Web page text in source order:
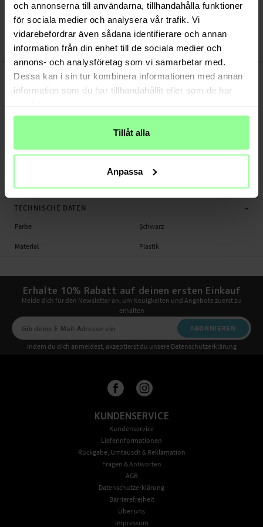
och annonserna till användarna, tillhandahålla funktioner
för sociala medier och analysera vår trafik. Vi
vidarebefordrar även sådana identifierare och annan
information från din enhet till de sociala medier och
annons- och analysföretag som vi samarbetar med.
Dessa kan i sin tur kombinera informationen med annan
information som du har tillhandahållit eller som de har
Tillåt alla
Anpassa
Bezahle sicher via Klarna oder PayPal
30 Tage Rückgaberecht
Art number:29746 Nillkin
PRODUKTBESCHREIBUNG
Hardcase für Samsung Galaxy A42.
TECHNISCHE DATEN -
Farbe Schwarz
Material Plastik
Erhalte 10% Rabatt auf deinen ersten Einkauf
Melde dich für den Newsletter an, um Neuigkeiten und Angebote zuerst zu
erhalten
ABONNIEREN
Indem du dich anmeldest, akzeptierst du unsere Datenschutzerklärung
KUNDENSERVICE
Kundenservice
Lieferinformationen
Rückgabe, Umtausch & Reklamation
Fragen & Antworten
AGB
Datenschutzerklärung
Barrierefreiheit
Über uns
Impressum